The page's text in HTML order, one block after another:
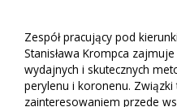
Zespół pracujący pod
Stanisława Krompca
wydajnych i skutecznych
perylenu i koronenu. Związki
zainteresowaniem przede